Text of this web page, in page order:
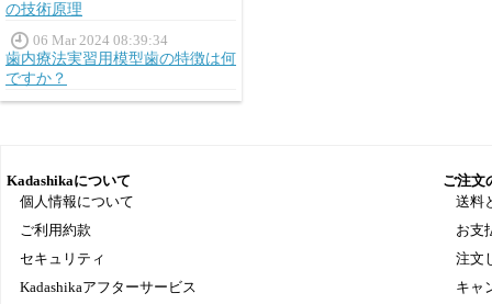
の技術原理
06 Mar 2024 08:39:34
歯内療法実習用模型歯の特徴は何
ですか？
Kadashikaについて
個人情報について
ご利用約款
セキュリティ
Kadashikaアフターサービス
ご注文
送料
お支
注文
キャ